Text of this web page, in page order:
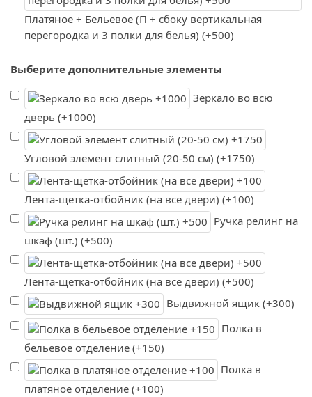
Платяное + Бельевое (П + сбоку вертикальная
перегородка и 3 полки для белья) (+500)
Выберите дополнительные элементы
Зеркало во всю
дверь (+1000)
Угловой элемент слитный (20-50 см) (+1750)
Лента-щетка-отбойник (на все двери) (+100)
Ручка релинг на
шкаф (шт.) (+500)
Лента-щетка-отбойник (на все двери) (+500)
Выдвижной ящик (+300)
Полка в
бельевое отделение (+150)
Полка в
платяное отделение (+100)